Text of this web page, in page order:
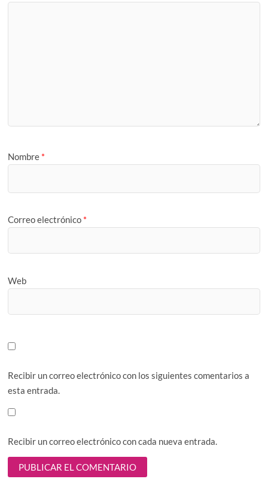
Nombre *
Correo electrónico *
Web
Recibir un correo electrónico con los siguientes comentarios a
esta entrada.
Recibir un correo electrónico con cada nueva entrada.